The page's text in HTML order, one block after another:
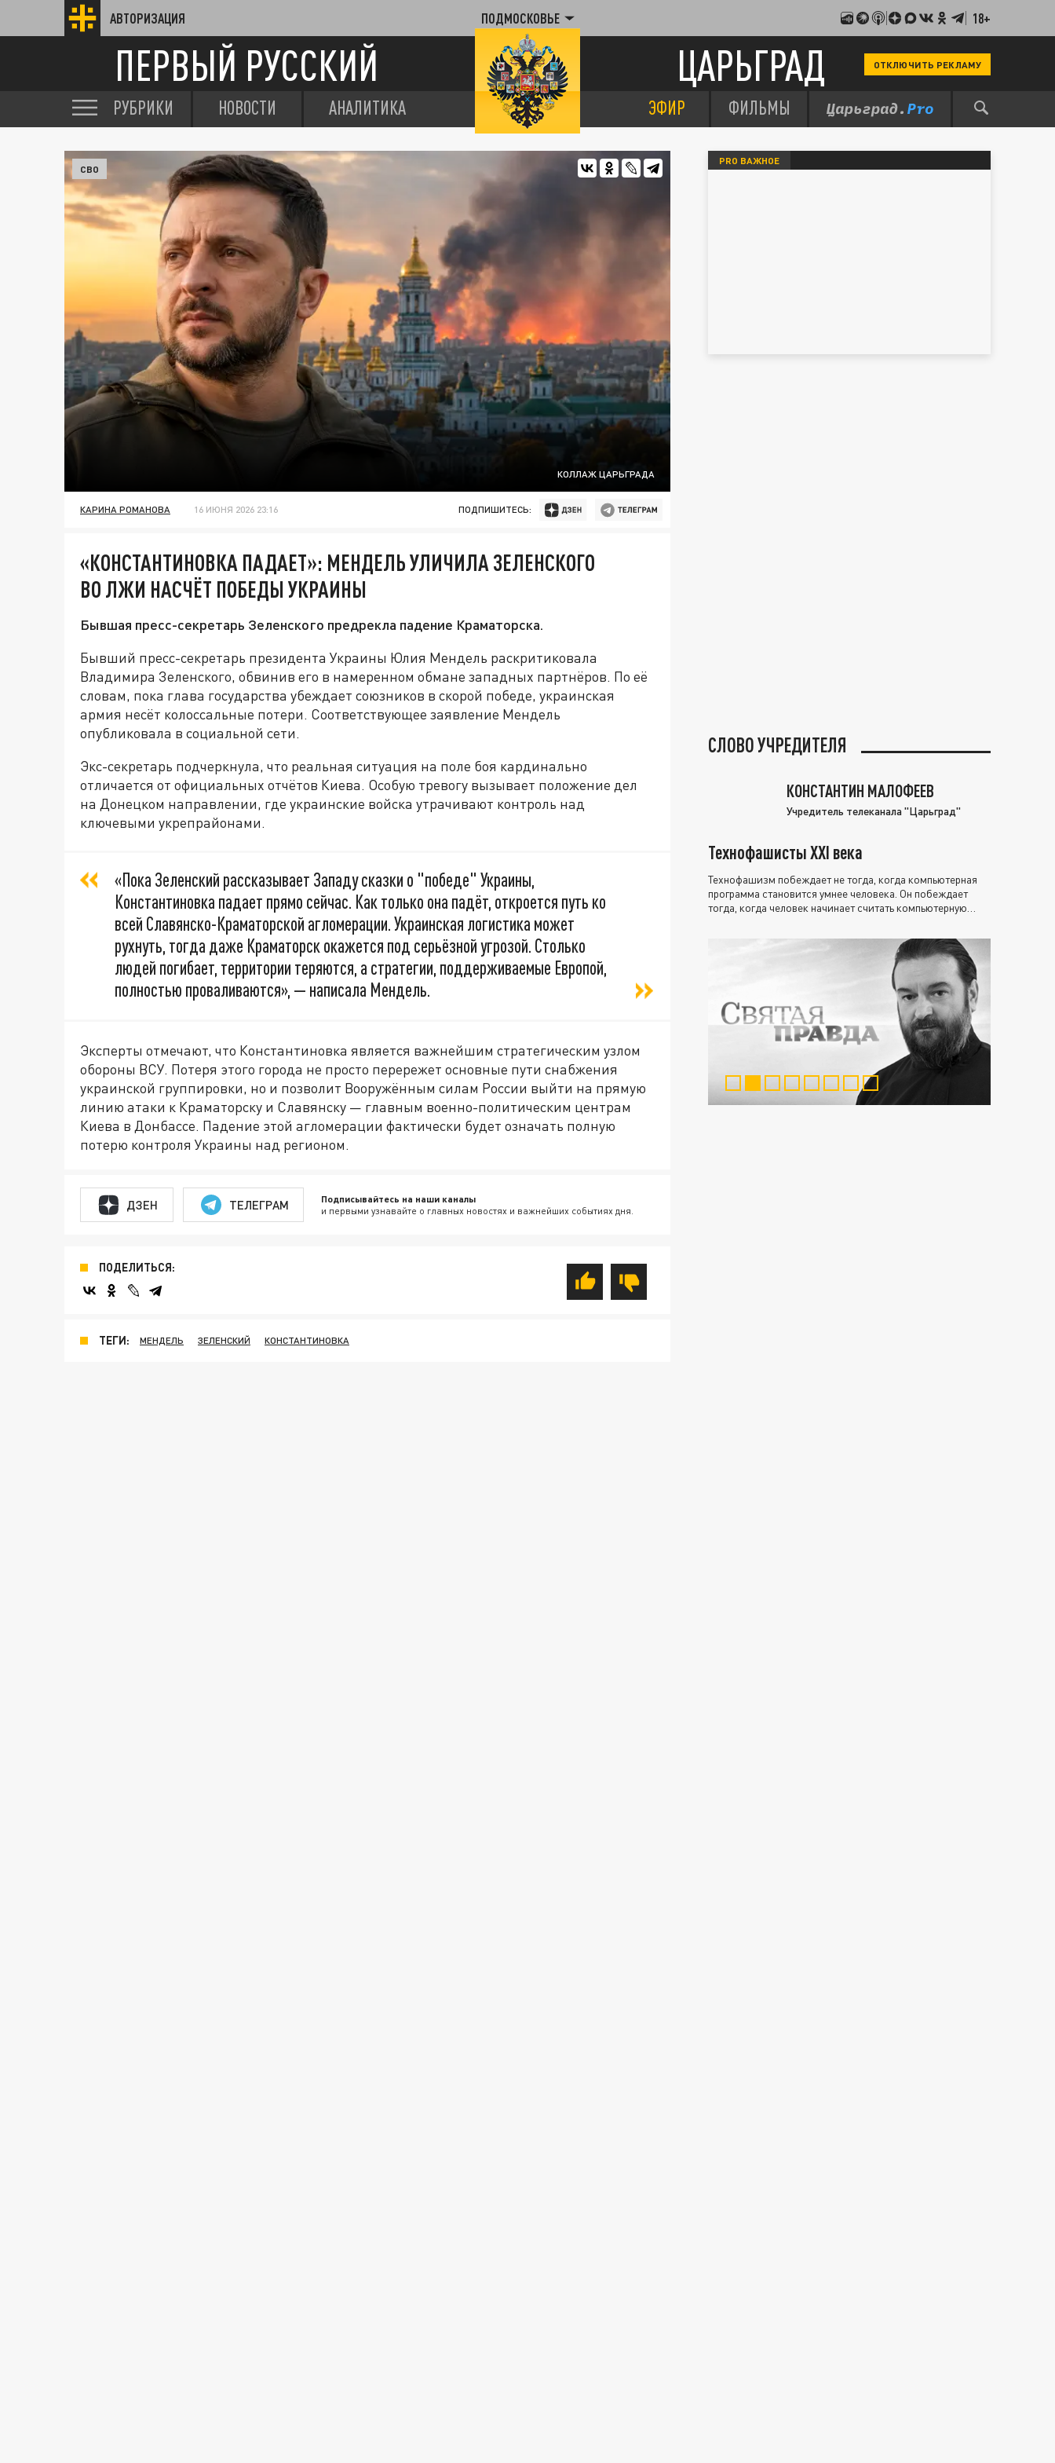
АВТОРИЗАЦИЯ ПОДМОСКОВЬЕ 18+
ПЕРВЫЙ РУССКИЙ ЦАРЬГРАД ОТКЛЮЧИТЬ РЕКЛАМУ
РУБРИКИ НОВОСТИ АНАЛИТИКА ЭФИР ФИЛЬМЫ
КОЛЛАЖ ЦАРЬГРАДА
СВО
КАРИНА РОМАНОВА 16 ИЮНЯ 2026 23:16 ПОДПИШИТЕСЬ:
«КОНСТАНТИНОВКА ПАДАЕТ»: МЕНДЕЛЬ УЛИЧИЛА ЗЕЛЕНСКОГО
ВО ЛЖИ НАСЧЁТ ПОБЕДЫ УКРАИНЫ
Бывшая пресс-секретарь Зеленского предрекла падение Краматорска.
Бывший пресс-секретарь президента Украины Юлия Мендель раскритиковала
Владимира Зеленского, обвинив его в намеренном обмане западных партнёров. По её
словам, пока глава государства убеждает союзников в скорой победе, украинская
армия несёт колоссальные потери. Соответствующее заявление Мендель
опубликовала в социальной сети.
Экс-секретарь подчеркнула, что реальная ситуация на поле боя кардинально
отличается от официальных отчётов Киева. Особую тревогу вызывает положение дел
на Донецком направлении, где украинские войска утрачивают контроль над
ключевыми укрепрайонами.
«Пока Зеленский рассказывает Западу сказки о "победе" Украины,
Константиновка падает прямо сейчас. Как только она падёт, откроется путь ко
всей Славянско-Краматорской агломерации. Украинская логистика может
рухнуть, тогда даже Краматорск окажется под серьёзной угрозой. Столько
людей погибает, территории теряются, а стратегии, поддерживаемые Европой,
полностью проваливаются», — написала Мендель.
Эксперты отмечают, что Константиновка является важнейшим стратегическим узлом
обороны ВСУ. Потеря этого города не просто перережет основные пути снабжения
украинской группировки, но и позволит Вооружённым силам России выйти на прямую
линию атаки к Краматорску и Славянску — главным военно-политическим центрам
Киева в Донбассе. Падение этой агломерации фактически будет означать полную
потерю контроля Украины над регионом.
ДЗЕН ТЕЛЕГРАМ Подписывайтесь на наши каналы
и первыми узнавайте о главных новостях и важнейших событиях дня.
ПОДЕЛИТЬСЯ:
ТЕГИ: МЕНДЕЛЬ ЗЕЛЕНСКИЙ КОНСТАНТИНОВКА
PRO ВАЖНОЕ
СЛОВО УЧРЕДИТЕЛЯ
КОНСТАНТИН МАЛОФЕЕВ
Учредитель телеканала "Царьград"
Технофашисты XXI века
Технофашизм побеждает не тогда, когда компьютерная
программа становится умнее человека. Он побеждает
тогда, когда человек начинает считать компьютерную